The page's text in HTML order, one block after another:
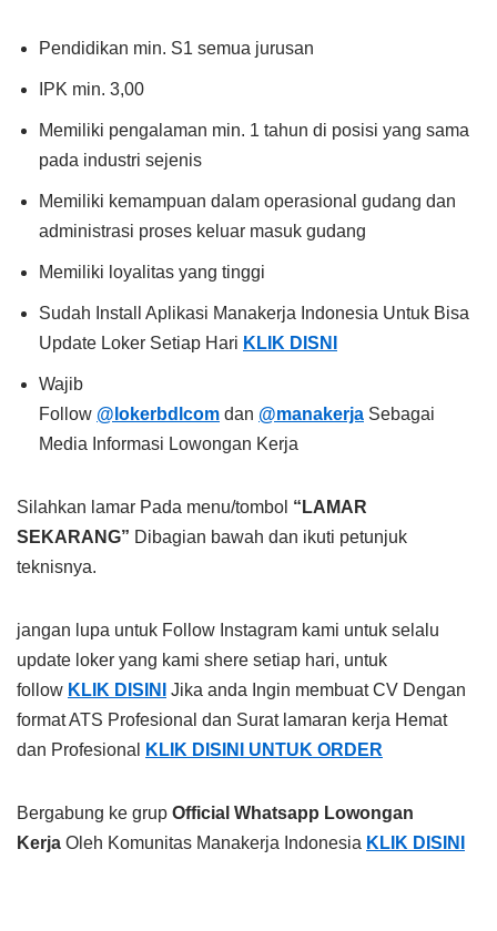
Pendidikan min. S1 semua jurusan
IPK min. 3,00
Memiliki pengalaman min. 1 tahun di posisi yang sama
pada industri sejenis
Memiliki kemampuan dalam operasional gudang dan
administrasi proses keluar masuk gudang
Memiliki loyalitas yang tinggi
Sudah Install Aplikasi Manakerja Indonesia Untuk Bisa
Update Loker Setiap Hari KLIK DISNI
Wajib
Follow @lokerbdlcom dan @manakerja Sebagai
Media Informasi Lowongan Kerja
Silahkan lamar Pada menu/tombol “LAMAR
SEKARANG” Dibagian bawah dan ikuti petunjuk
teknisnya.
jangan lupa untuk Follow Instagram kami untuk selalu
update loker yang kami shere setiap hari, untuk
follow KLIK DISINI
Jika anda Ingin membuat CV Dengan
format ATS Profesional dan Surat lamaran kerja Hemat
dan Profesional
KLIK DISINI UNTUK ORDER
Bergabung ke grup Official Whatsapp Lowongan
Kerja Oleh Komunitas Manakerja Indonesia KLIK DISINI